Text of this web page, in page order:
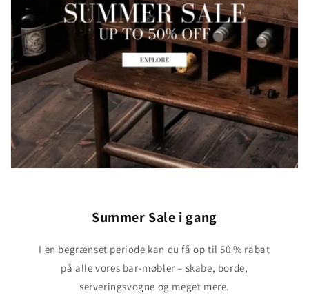
Summer Sale i gang
I en begrænset periode kan du få op til 50 % rabat
på alle vores bar-møbler – skabe, borde,
serveringsvogne og meget mere.